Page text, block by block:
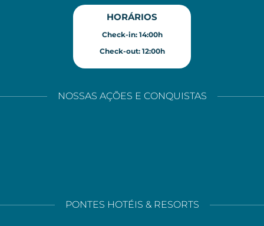
HORÁRIOS
Check-in: 14:00h
Check-out: 12:00h
NOSSAS AÇÕES E CONQUISTAS
PONTES HOTÉIS & RESORTS